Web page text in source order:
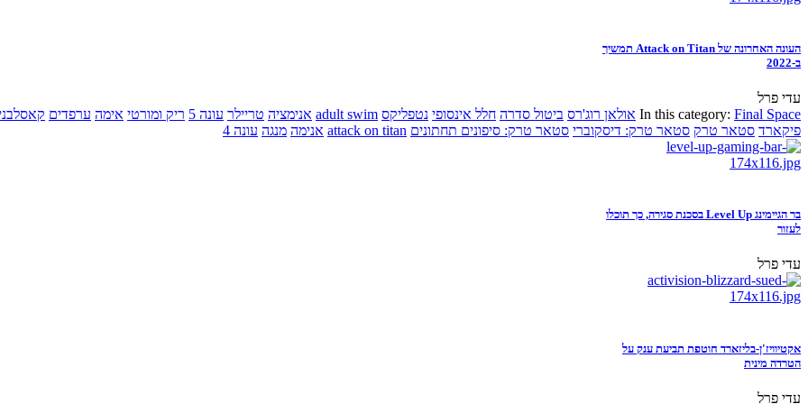
העונה האחרונה של Attack on Titan תמשיך
ב-2022
עדי פרל
In this category: Final Space אולאן רוג'רס ביטול סדרה חלל אינסופי נטפליקס adult swim אנימציה טריילר עונה 5 ריק ומורטי אימה ערפדים
פיקארד סטאר טרק סטאר טרק: דיסקוברי סטאר טרק: סיפונים תחתונים attack on titan אנימה מנגה עונה 4
בר הגיימינג Level Up בסכנת סגירה, כך תוכלו
לעזור
עדי פרל
אקטיוויז'ן-בליזארד חוטפת תביעת ענק על
הטרדה מינית
עדי פרל